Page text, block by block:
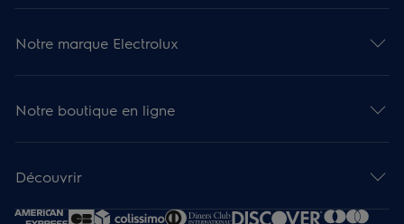
Notre marque Electrolux
Notre boutique en ligne
Découvrir